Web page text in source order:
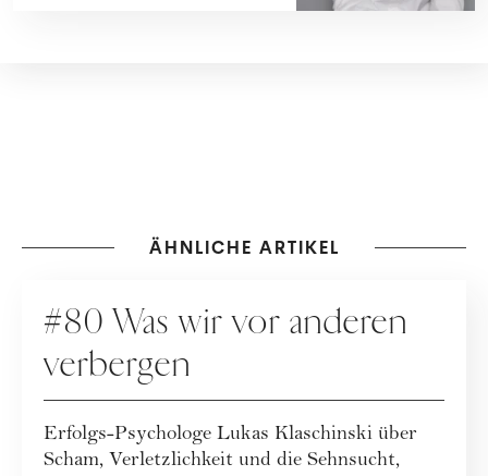
ÄHNLICHE ARTIKEL
#80 Was wir vor anderen
verbergen
Erfolgs-Psychologe Lukas Klaschinski über
Scham, Verletzlichkeit und die Sehnsucht,